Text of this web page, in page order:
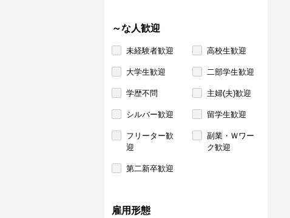
～な人歓迎
未経験者歓迎 高校生歓迎
大学生歓迎 二部学生歓迎
学歴不問 主婦(夫)歓迎
シルバー歓迎 留学生歓迎
フリーター歓
迎
副業・Ｗワー
ク歓迎
第二新卒歓迎
雇用形態